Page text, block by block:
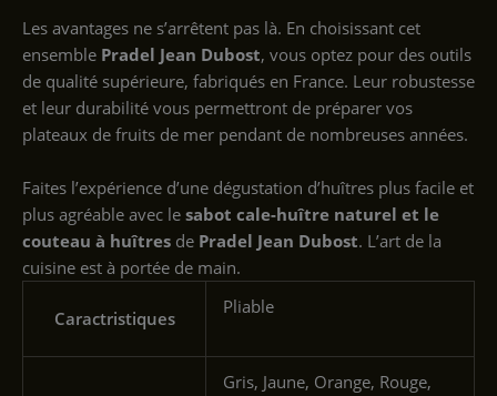
Les avantages ne s’arrêtent pas là. En choisissant cet
ensemble Pradel Jean Dubost, vous optez pour des outils
de qualité supérieure, fabriqués en France. Leur robustesse
et leur durabilité vous permettront de préparer vos
plateaux de fruits de mer pendant de nombreuses années.
Faites l’expérience d’une dégustation d’huîtres plus facile et
plus agréable avec le sabot cale-huître naturel et le
couteau à huîtres de Pradel Jean Dubost. L’art de la
cuisine est à portée de main.
Caractristiques
‎Pliable
‎Gris, Jaune, Orange, Rouge,